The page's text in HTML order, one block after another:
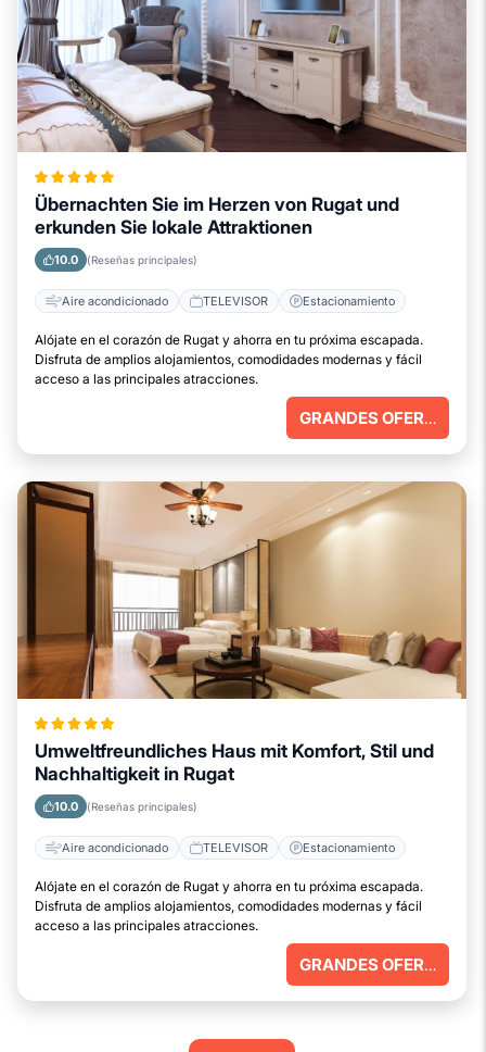
Übernachten Sie im Herzen von Rugat und
erkunden Sie lokale Attraktionen
10.0 (Reseñas principales)
Aire acondicionado TELEVISOR Estacionamiento
Alójate en el corazón de Rugat y ahorra en tu próxima escapada.
Disfruta de amplios alojamientos, comodidades modernas y fácil
acceso a las principales atracciones.
GRANDES OFERTAS
Umweltfreundliches Haus mit Komfort, Stil und
Nachhaltigkeit in Rugat
10.0 (Reseñas principales)
Aire acondicionado TELEVISOR Estacionamiento
Alójate en el corazón de Rugat y ahorra en tu próxima escapada.
Disfruta de amplios alojamientos, comodidades modernas y fácil
acceso a las principales atracciones.
GRANDES OFERTAS